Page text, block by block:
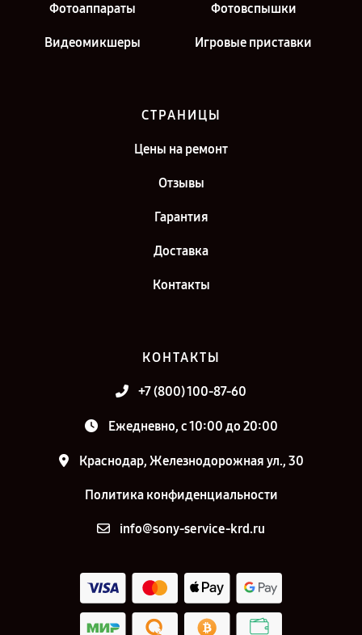
Фотоаппараты Фотовспышки
Видеомикшеры Игровые приставки
СТРАНИЦЫ
Цены на ремонт
Отзывы
Гарантия
Доставка
Контакты
КОНТАКТЫ
+7 (800) 100-87-60
Ежедневно, с 10:00 до 20:00
Краснодар, Железнодорожная ул., 30
Политика конфиденциальности
info@sony-service-krd.ru